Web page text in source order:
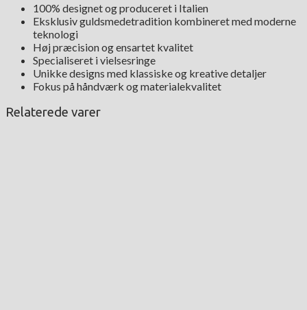
100% designet og produceret i Italien
Eksklusiv guldsmedetradition kombineret med moderne
teknologi
Høj præcision og ensartet kvalitet
Specialiseret i vielsesringe
Unikke designs med klassiske og kreative detaljer
Fokus på håndværk og materialekvalitet
Relaterede varer